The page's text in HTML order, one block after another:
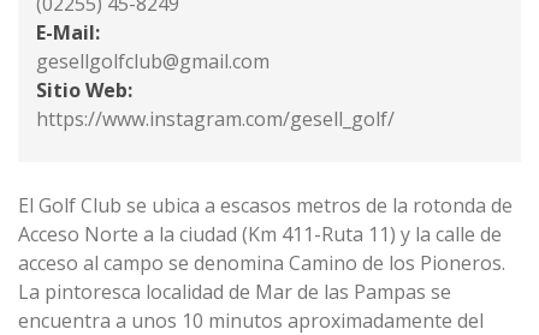
E-Mail:
gesellgolfclub@gmail.com
Sitio Web:
https://www.instagram.com/gesell_golf/
El Golf Club se ubica a escasos metros de la rotonda de
Acceso Norte a la ciudad (Km 411-Ruta 11) y la calle de
acceso al campo se denomina Camino de los Pioneros.
La pintoresca localidad de Mar de las Pampas se
encuentra a unos 10 minutos aproximadamente del